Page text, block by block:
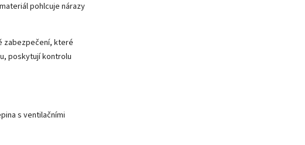
pohlcuje nárazy
zabezpečení, které
poskytují kontrolu
s ventilačními